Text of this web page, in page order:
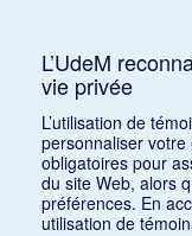
L’UdeM
vie privée
L’utilisation de
personnaliser
obligatoires pour
du site Web, alors
préférences. En
utilisation de